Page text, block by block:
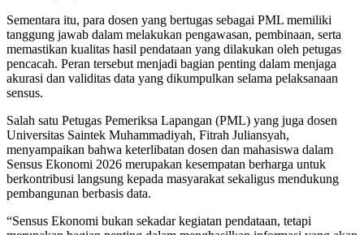
Sementara itu, para dosen yang bertugas sebagai PML memiliki
tanggung jawab dalam melakukan pengawasan, pembinaan, serta
memastikan kualitas hasil pendataan yang dilakukan oleh petugas
pencacah. Peran tersebut menjadi bagian penting dalam menjaga
akurasi dan validitas data yang dikumpulkan selama pelaksanaan
sensus.
Salah satu Petugas Pemeriksa Lapangan (PML) yang juga dosen
Universitas Saintek Muhammadiyah, Fitrah Juliansyah,
menyampaikan bahwa keterlibatan dosen dan mahasiswa dalam
Sensus Ekonomi 2026 merupakan kesempatan berharga untuk
berkontribusi langsung kepada masyarakat sekaligus mendukung
pembangunan berbasis data.
“Sensus Ekonomi bukan sekadar kegiatan pendataan, tetapi